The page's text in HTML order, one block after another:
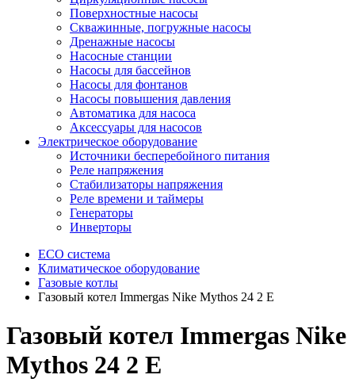
Поверхностные насосы
Скважинные, погружные насосы
Дренажные насосы
Насосные станции
Насосы для бассейнов
Насосы для фонтанов
Насосы повышения давления
Автоматика для насоса
Аксессуары для насосов
Электрическое оборудование
Источники бесперебойного питания
Реле напряжения
Стабилизаторы напряжения
Реле времени и таймеры
Генераторы
Инверторы
ECO система
Климатическое оборудование
Газовые котлы
Газовый котел Immergas Nike Mythos 24 2 Е
Газовый котел Immergas Nike
Mythos 24 2 Е